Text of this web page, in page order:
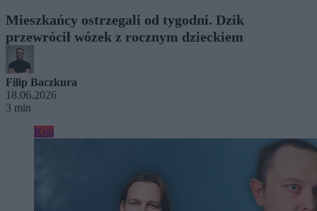
Mieszkańcy ostrzegali od tygodni. Dzik
przewrócił wózek z rocznym dzieckiem
Filip Baczkura
18.06.2026
3 min
Kraj